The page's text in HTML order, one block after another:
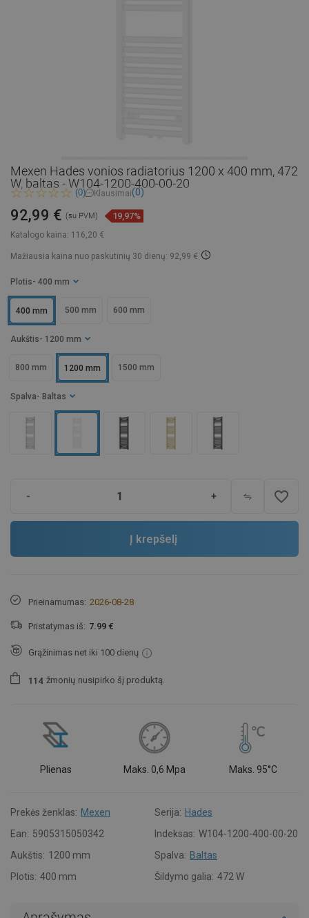
Mexen Hades vonios radiatorius 1200 x 400 mm, 472
W, baltas - W104-1200-400-00-20
(0) Klausimai(0)
Katalogo kaina: 116,20 €
92,99 € (su PVM) 19,97%
Mažiausia kaina nuo paskutinių 30 dienų: 92,99 €
Plotis - 400 mm
400 mm 500 mm 600 mm
Aukštis - 1200 mm
800 mm 1200 mm 1500 mm
Spalva - Baltas
- + favorite_border
Į krepšelį
Prieinamumas: 2026-08-28
Pristatymas iš: 7.99 €
Grąžinimas net iki 100 dienų
1 1 4 žmonių nusipirko šį produktą.
Plienas Maks. 0,6 Mpa Maks. 95°C
Prekės ženklas: Mexen Serija: Hades
Ean: 5905315050342 Indeksas: W104-1200-400-00-20
Aukštis: 1200 mm Spalva: Baltas
Plotis: 400 mm Šildymo galia: 472 W